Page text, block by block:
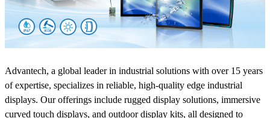
Advantech, a global leader in industrial solutions with over 15 years
of expertise, specializes in reliable, high-quality edge industrial
displays. Our offerings include rugged display solutions, immersive
curved touch displays, and outdoor display kits, all designed to